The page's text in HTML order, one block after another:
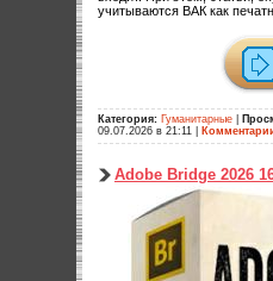
учитываются ВАК как
Категория: Гуманитарные
09.07.2026 в 21:11
Adobe Bridge 2026